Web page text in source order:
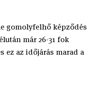
gomolyfelhő képződés
már 26-31 fok
ez az időjárás marad a